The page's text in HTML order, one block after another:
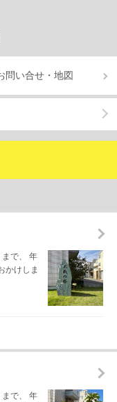
問い合せ・地図
で、 年
かけしま
で、 年